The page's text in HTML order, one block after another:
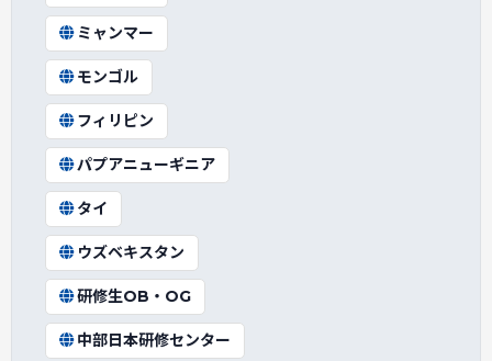
ミャンマー
モンゴル
フィリピン
パプアニューギニア
タイ
ウズベキスタン
研修生OB・OG
中部日本研修センター